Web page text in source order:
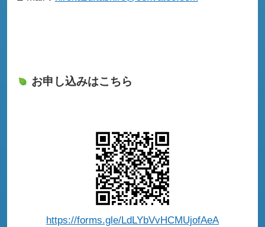
お申し込みはこちら
https://forms.gle/LdLYbVvHCMUjofAeA